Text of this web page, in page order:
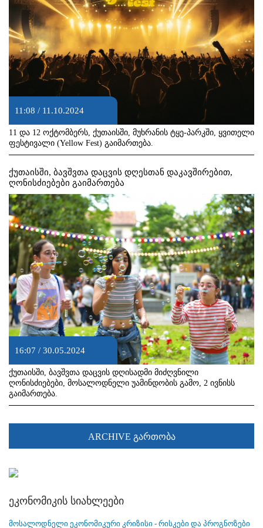
11:08 / 11.10.2024
11 და 12 ოქტომბერს, ქუთაისში, მუხრანის ტყე-პარკში, ყვითელი
ფესტივალი (Yellow Fest) გაიმართება.
ქუთაისში, ბავშვთა დაცვის დღესთან დაკავშირებით,
ღონისძიებები გაიმართება
16:07 / 30.05.2024
ქუთაისში, ბავშვთა დაცვის დღისადმი მიძღვნილი
ღონისძიებები, მოსალოდნელი უამინდობის გამო, 2 ივნისს
გაიმართება.
ARCHIVE გართობა
ეკონომიკის სიახლეები
მოსალოდნელი ეკონომიკური კრიზისი - რისკები და პროგნოზები